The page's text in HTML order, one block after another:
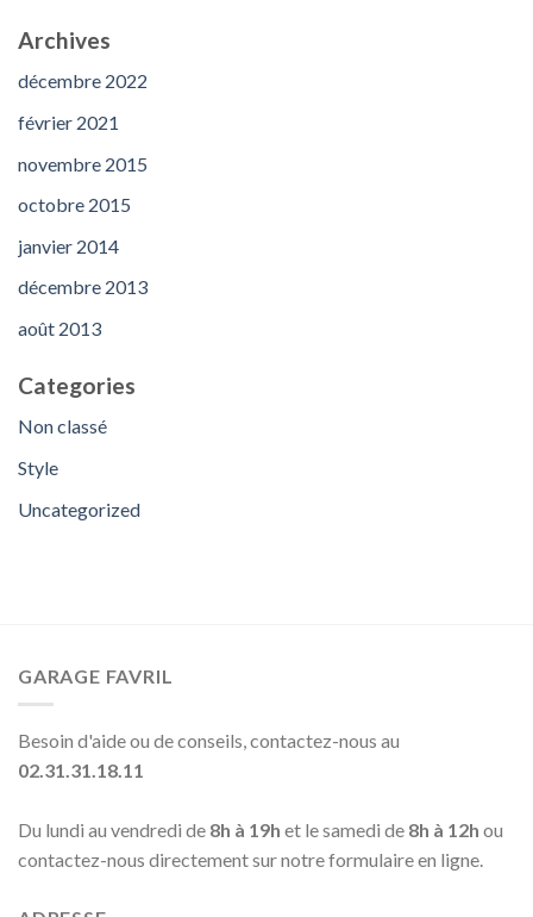
Archives
décembre 2022
février 2021
novembre 2015
octobre 2015
janvier 2014
décembre 2013
août 2013
Categories
Non classé
Style
Uncategorized
GARAGE FAVRIL
Besoin d'aide ou de conseils, contactez-nous au
02.31.31.18.11
Du lundi au vendredi de 8h à 19h et le samedi de 8h à 12h ou
contactez-nous directement sur notre formulaire en ligne.